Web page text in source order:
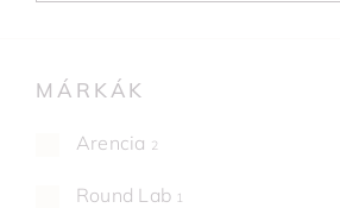
MÁRKÁK
Arencia 2
Round Lab 1